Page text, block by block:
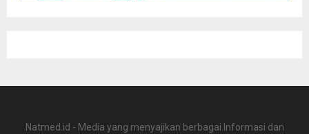
Natmed.id - Media yang menyajikan berbagai Informasi dan